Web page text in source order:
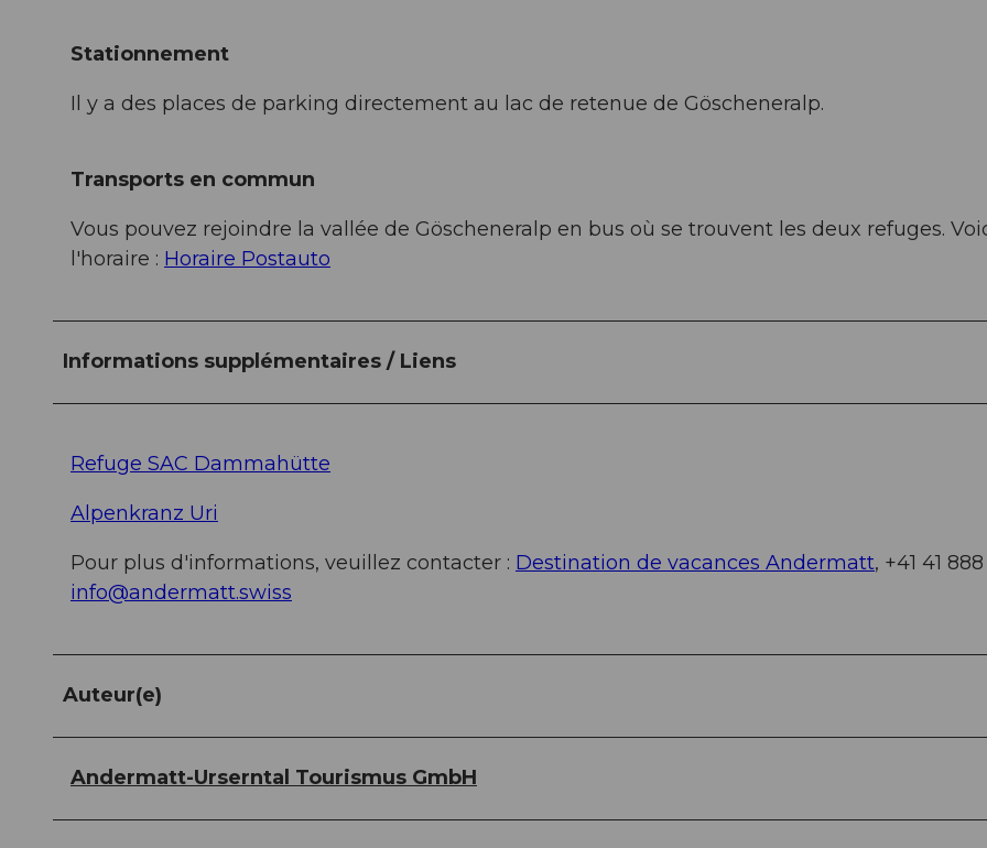
Stationnement
Il y a des places de parking directement au lac de retenue de Göscheneralp.
Transports en commun
Vous pouvez rejoindre la vallée de Göscheneralp en bus où se trouvent les deux refuges.
l'horaire : Horaire Postauto
Informations supplémentaires / Liens
Refuge SAC Dammahütte
Alpenkranz Uri
Pour plus d'informations, veuillez contacter : Destination de vacances Andermatt, +41 41
info@andermatt.swiss
Auteur(e)
Andermatt-Urserntal Tourismus GmbH